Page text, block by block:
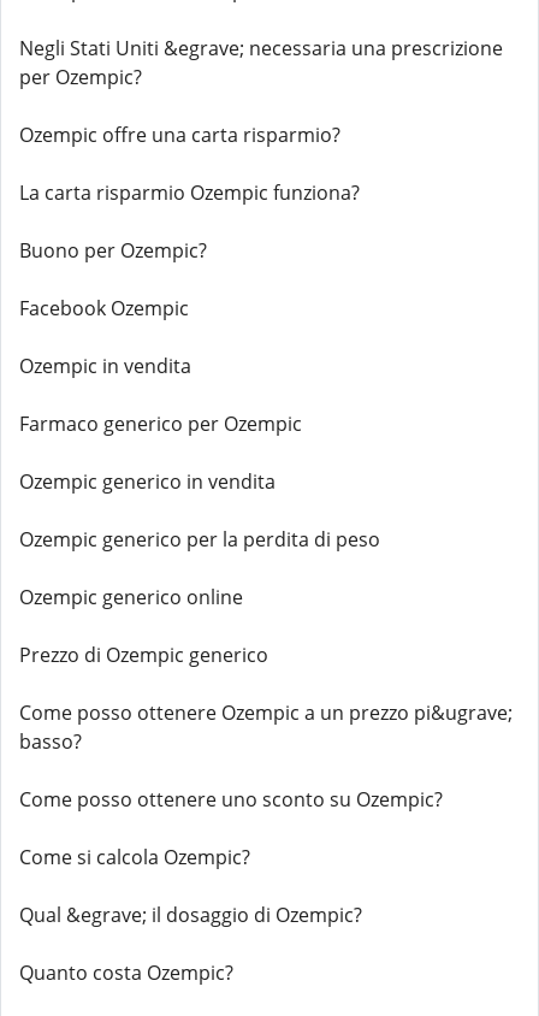
Negli Stati Uniti &egrave; necessaria una prescrizione
per Ozempic?
Ozempic offre una carta risparmio?
La carta risparmio Ozempic funziona?
Buono per Ozempic?
Facebook Ozempic
Ozempic in vendita
Farmaco generico per Ozempic
Ozempic generico in vendita
Ozempic generico per la perdita di peso
Ozempic generico online
Prezzo di Ozempic generico
Come posso ottenere Ozempic a un prezzo pi&ugrave;
basso?
Come posso ottenere uno sconto su Ozempic?
Come si calcola Ozempic?
Qual &egrave; il dosaggio di Ozempic?
Quanto costa Ozempic?